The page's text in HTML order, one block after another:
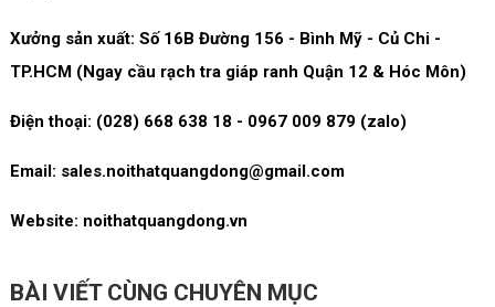
Xưởng sản xuất: Số 16B Đường 156 - Bình Mỹ - Củ Chi -
TP.HCM (Ngay cầu rạch tra giáp ranh Quận 12 & Hóc Môn)
Điện thoại: (028) 668 638 18 - 0967 009 879 (zalo)
Email: sales.noithatquangdong@gmail.com
Website: noithatquangdong.vn
BÀI VIẾT CÙNG CHUYÊN MỤC